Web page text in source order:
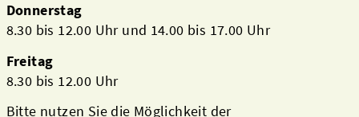
Donnerstag
8.30 bis 12.00 Uhr und 14.00 bis 17.00 Uhr
Freitag
8.30 bis 12.00 Uhr
Bitte nutzen Sie die Möglichkeit der